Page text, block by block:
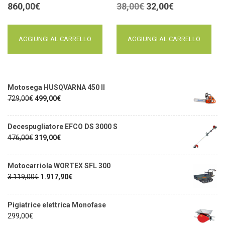
860,00€
AGGIUNGI AL CARRELLO
38,00€ 32,00€
AGGIUNGI AL CARRELLO
Motosega HUSQVARNA 450 II
729,00€499,00€
Decespugliatore EFCO DS 3000 S
476,00€319,00€
Motocarriola WORTEX SFL 300
3.119,00€ 1.917,90€
Pigiatrice elettrica Monofase
299,00€